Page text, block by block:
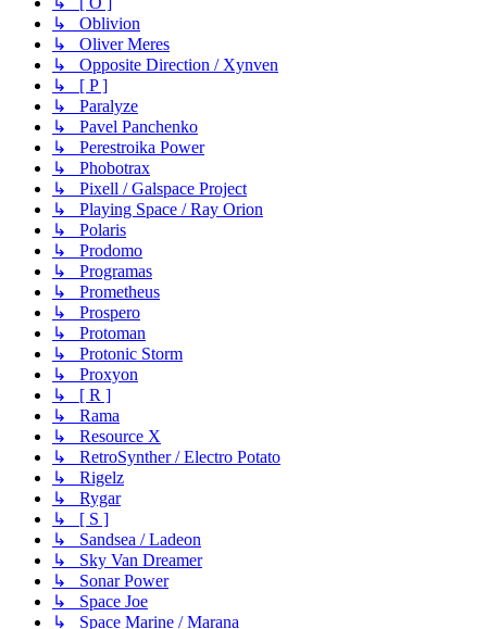
↳ Oblivion
↳ Oliver Meres
↳ Opposite Direction / Xynven
↳ [ P ]
↳ Paralyze
↳ Pavel Panchenko
↳ Perestroika Power
↳ Phobotrax
↳ Pixell / Galspace Project
↳ Playing Space / Ray Orion
↳ Polaris
↳ Prodomo
↳ Programas
↳ Prometheus
↳ Prospero
↳ Protoman
↳ Protonic Storm
↳ Proxyon
↳ [ R ]
↳ Rama
↳ Resource X
↳ RetroSynther / Electro Potato
↳ Rigelz
↳ Rygar
↳ [ S ]
↳ Sandsea / Ladeon
↳ Sky Van Dreamer
↳ Sonar Power
↳ Space Joe
↳ Space Marine / Marana